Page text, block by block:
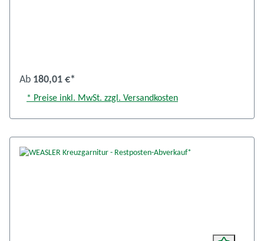
Ab 180,01 €*
* Preise inkl. MwSt. zzgl. Versandkosten